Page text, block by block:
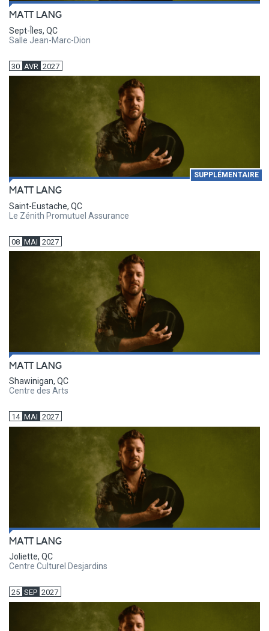
MATT LANG
Sept-Îles, QC
Salle Jean-Marc-Dion
30 AVR 2027
SUPPLÉMENTAIRE
MATT LANG
Saint-Eustache, QC
Le Zénith Promutuel Assurance
08 MAI 2027
MATT LANG
Shawinigan, QC
Centre des Arts
14 MAI 2027
MATT LANG
Joliette, QC
Centre Culturel Desjardins
25 SEP 2027